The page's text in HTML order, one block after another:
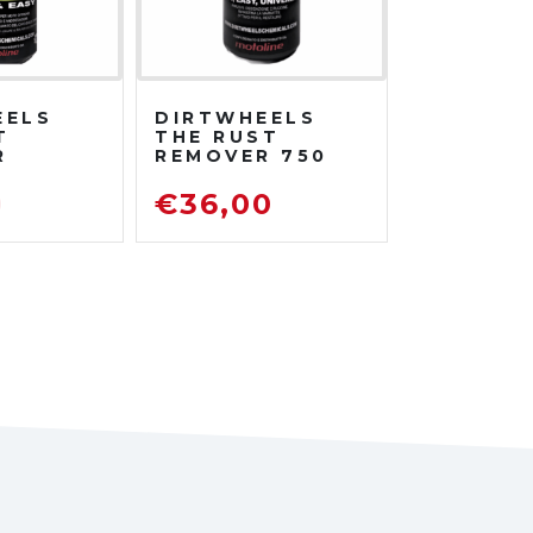
DIRTWHEELS
THE RUST
REMOVER 750
DISOSSIDANTE
RIMUOVI
€36,00